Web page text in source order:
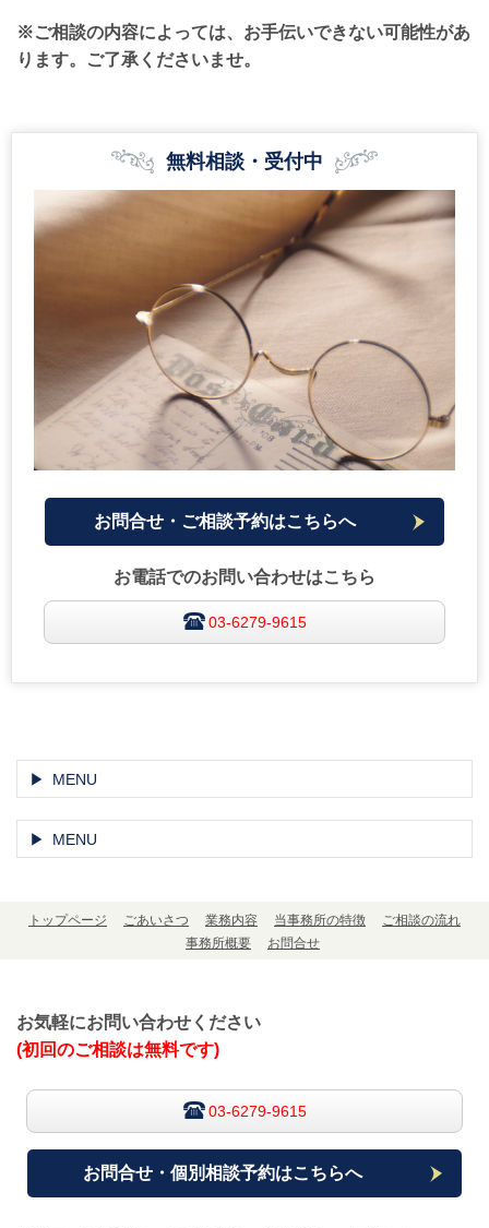
※ご相談の内容によっては、お手伝いできない可能性があ
ります。ご了承くださいませ。
無料相談・受付中
お問合せ・ご相談予約はこちらへ
お電話でのお問い合わせはこちら
03-6279-9615
MENU
MENU
トップページ ごあいさつ 業務内容 当事務所の特徴
ご相談の流れ
事務所概要
お問合せ
お気軽にお問い合わせください
(初回のご相談は無料です)
03-6279-9615
お問合せ・個別相談予約はこちらへ